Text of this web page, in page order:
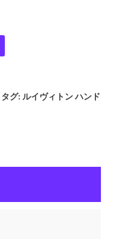
タグ: ルイヴィトン ハンド